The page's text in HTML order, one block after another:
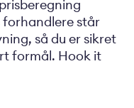
forhandlere står
så du er sikret
formål. Hook it